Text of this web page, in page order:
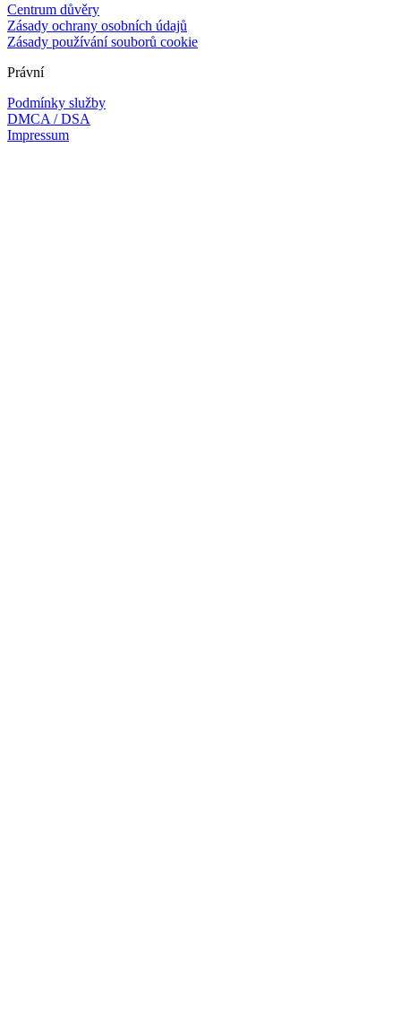
Centrum důvěry
Zásady ochrany osobních údajů
Zásady používání souborů cookie
Právní
Podmínky služby
DMCA / DSA
Impressum